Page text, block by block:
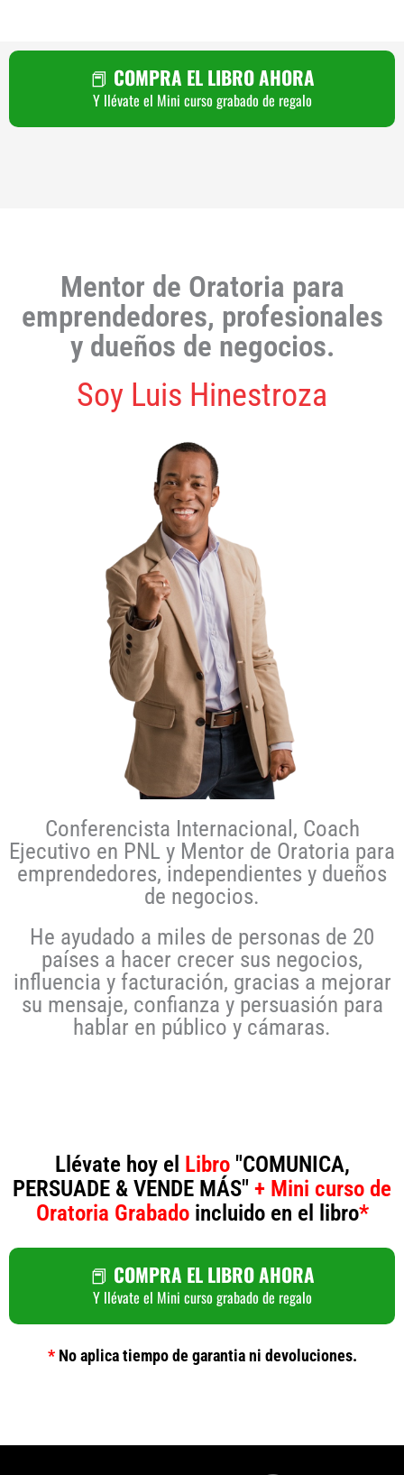
📕 COMPRA EL LIBRO AHORA
Y llévate el Mini curso grabado de regalo
Mentor de Oratoria para
emprendedores, profesionales
y dueños de negocios.
Soy Luis Hinestroza
Conferencista Internacional, Coach
Ejecutivo en PNL y Mentor de Oratoria para
emprendedores, independientes y dueños
de negocios.
He ayudado a miles de personas de 20
países a hacer crecer sus negocios,
influencia y facturación, gracias a mejorar
su mensaje, confianza y persuasión para
hablar en público y cámaras.
Llévate hoy el Libro"COMUNICA,
PERSUADE & VENDE MÁS" + Mini curso de
Oratoria Grabadoincluido en el libro*
📕 COMPRA EL LIBRO AHORA
Y llévate el Mini curso grabado de regalo
*No aplica tiempo de garantia ni devoluciones.